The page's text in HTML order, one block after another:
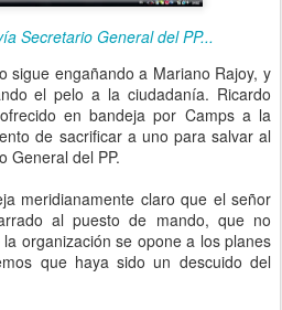
Secretario General del PP...
sigue engañando a Mariano Rajoy, y
el pelo a la ciudadanía. Ricardo
en bandeja por Camps a la
de sacrificar a uno para salvar al
General del PP.
meridianamente claro que el señor
al puesto de mando, que no
organización se opone a los planes
que haya sido un descuido del